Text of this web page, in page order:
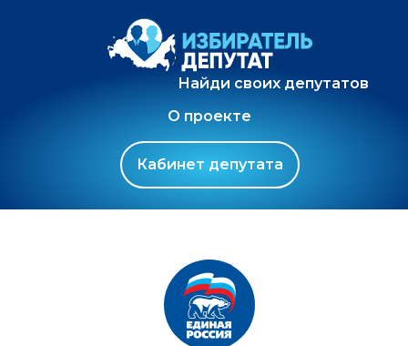
Найди своих депутатов
О проекте
Кабинет депутата